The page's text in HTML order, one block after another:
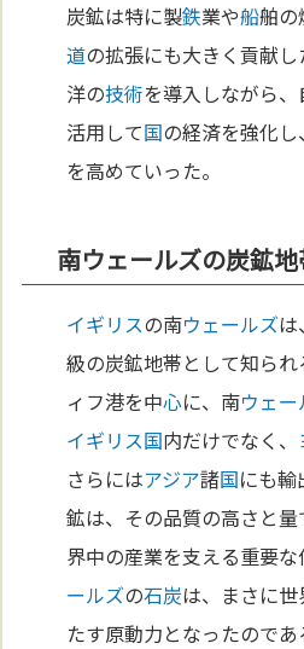
炭鉱は特に製鉄業や船舶の
道の拡張にも大きく貢献し
洋の技術を導入しながら、
活用して国の経済を強化
を高めていった。
南ウェールズの炭鉱
イギリスの南ウェールズは、
級の炭鉱地帯として知ら
ィフ港を中心に、南ウェー
イギリス国内だけでなく、
さらにはアジア諸国にも
鉱は、その品質の高さと量
界中の産業を支える重要
ールズの石炭は、まさに世
たす原動力となったのであ